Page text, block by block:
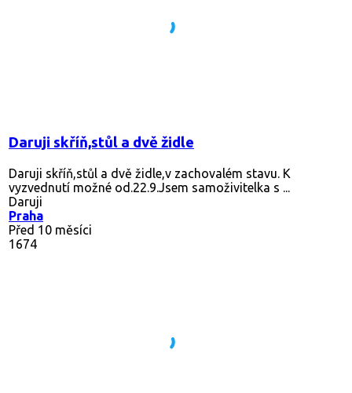
Daruji skříň,stůl a dvě židle
Daruji skříň,stůl a dvě židle,v zachovalém stavu. K
vyzvednutí možné od.22.9.Jsem samoživitelka s ...
Daruji
Praha
Před 10 měsíci
1674